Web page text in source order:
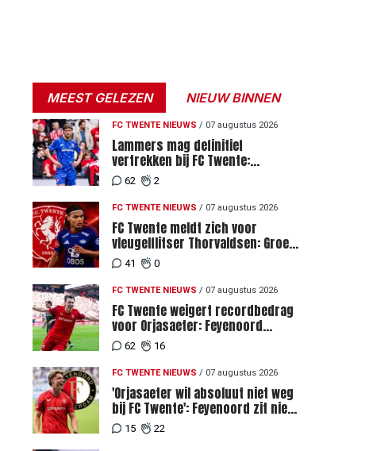
MEEST GELEZEN NIEUW BINNEN
FC TWENTE NIEUWS / 07 augustus 2026
Lammers mag definitief
vertrekken bij FC Twente:
zaakwaarnemer krijgt deadline
vanwege komst vervanger
62 2
FC TWENTE NIEUWS / 07 augustus 2026
FC Twente meldt zich voor
vleugelflitser Thorvaldsen: Groen
licht voor miljoenenbod
41 0
FC TWENTE NIEUWS / 07 augustus 2026
FC Twente weigert recordbedrag
voor Orjasaeter: Feyenoord
genoemd na megabod
62 16
FC TWENTE NIEUWS / 07 augustus 2026
'Orjasaeter wil absoluut niet weg
bij FC Twente': Feyenoord zit niet
achter recordbod
15 22